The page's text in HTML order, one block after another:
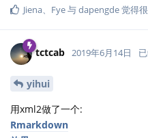
Jiena
Fye与dapengde觉得
tctcab 2019年6月14日
yihui
用xml2做了一个:
Rmarkdown